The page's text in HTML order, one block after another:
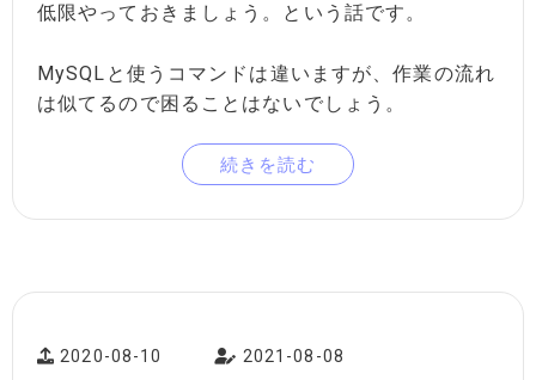
低限やっておきましょう。という話です。
MySQLと使うコマンドは違いますが、作業の流れ
は似てるので困ることはないでしょう。
続きを読む
2020-08-10 2021-08-08